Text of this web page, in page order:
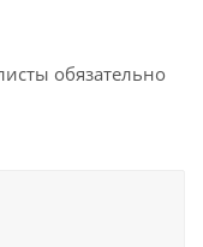
обязательно